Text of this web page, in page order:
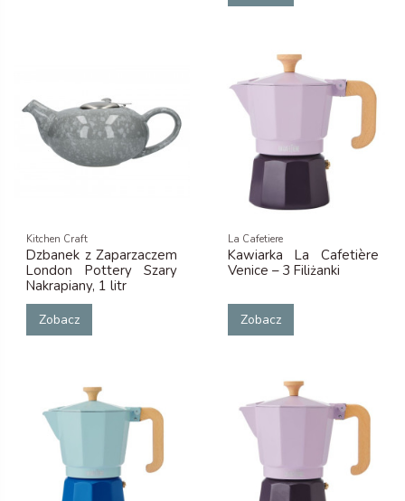
Kitchen Craft
Dzbanek z Zaparzaczem
London Pottery Szary
Nakrapiany, 1 litr
Zobacz
La Cafetiere
Kawiarka La Cafetière
Venice – 3 Filiżanki
Zobacz